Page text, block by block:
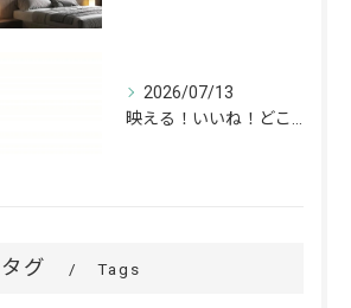
2026/07/13
タグ Tags